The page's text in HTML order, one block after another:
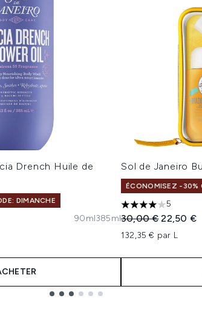
Drench Huile de
DIMANCHE
de 5 90ml385ml
Sol de Janeiro
ÉCONOMISEZ -30%
4 étoiles sur un
5
Prix de vente :
30,00 €Prix
22,50 €
132,35 € par L